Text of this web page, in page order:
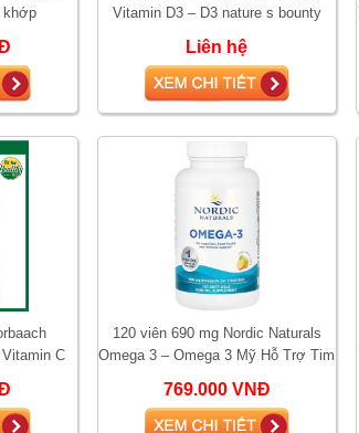
khớp
Vitamin D3 – D3 nature s bounty
5000
Liên hệ
C
120 viên 690 mg Nordic Naturals
Omega 3 – Omega 3 Mỹ Hỗ Trợ Tim
769.000 VNĐ